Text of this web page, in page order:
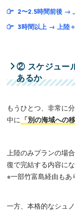
2〜2.5時間前後 →
3時間以上 → 上陸
② スケジュー
あるか
もうひとつ、非常に
中に 「別の海域への
上陸のみプランの場
復で完結する内容に
※一部竹富島経由もあ
一方、本格的なシュ